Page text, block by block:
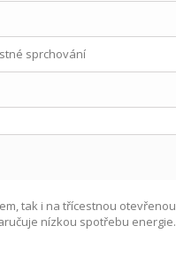
sprchování
tak i na třícestnou
nízkou spotřebu energie.